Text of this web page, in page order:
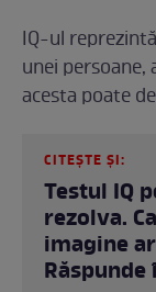
IQ-ul
unei persoane,
acesta poate
CITEȘTE ȘI:
Testul IQ
rezolva.
imagine
Răspunde